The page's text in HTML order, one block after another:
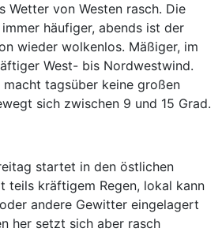
Wetter von Westen rasch. Die
häufiger, abends ist der
wieder wolkenlos. Mäßiger, im
West- bis Nordwestwind.
macht tagsüber keine großen
sich zwischen 9 und 15 Grad.
startet in den östlichen
teils kräftigem Regen, lokal kann
andere Gewitter eingelagert
her setzt sich aber rasch